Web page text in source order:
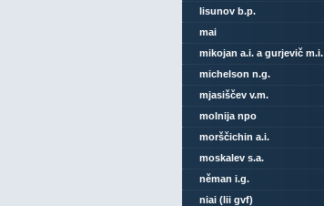
lisunov b.p.
mai
mikojan a.i. a gurjevič m.i.
michelson n.g.
mjasiščev v.m.
molnija npo
morščichin a.i.
moskalev s.a.
něman i.g.
niai (lii gvf)